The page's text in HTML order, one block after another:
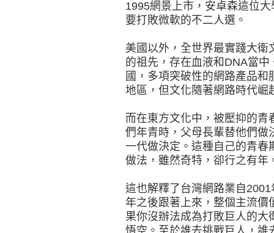
1995網景上市，安卓森這位
要打敗微軟的不二人選。
美國以外，全世界最實踐大
的祖先，存在血液和DNA當
國，多項突破性的網路產品
地區，但文化隨著網路時代崛
而在東方文化中，被壓抑的
們年青時，父母長輩替他們做
一代做決定。這種自己的青春
做法，雖然奇特，卻行之有年
這也解釋了台灣網路業自
年之後跟著上來，整個主流價
果你沒辦法成為打敗巨人的
悟空。至於誰去挑戰巨人，誰